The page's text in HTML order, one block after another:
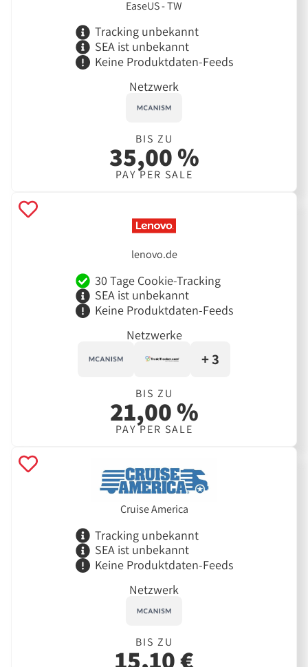
EaseUS - TW
Tracking unbekannt
SEA ist unbekannt
Keine Produktdaten-Feeds
Netzwerk
BIS ZU
35,00 %
PAY PER SALE
lenovo.de
30 Tage Cookie-Tracking
SEA ist unbekannt
Keine Produktdaten-Feeds
Netzwerke
+ 3
BIS ZU
21,00 %
PAY PER SALE
Cruise America
Tracking unbekannt
SEA ist unbekannt
Keine Produktdaten-Feeds
Netzwerk
BIS ZU
15,10 €